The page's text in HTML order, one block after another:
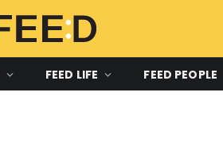
FEED LIFE FEED PEOPLE